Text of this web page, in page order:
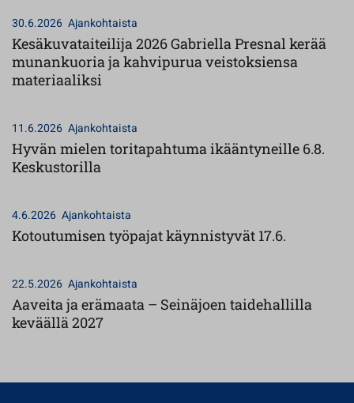
30.6.2026 Ajankohtaista
Kesäkuvataiteilija 2026 Gabriella Presnal kerää
munankuoria ja kahvipurua veistoksiensa
materiaaliksi
11.6.2026 Ajankohtaista
Hyvän mielen toritapahtuma ikääntyneille 6.8.
Keskustorilla
4.6.2026 Ajankohtaista
Kotoutumisen työpajat käynnistyvät 17.6.
22.5.2026 Ajankohtaista
Aaveita ja erämaata – Seinäjoen taidehallilla
keväällä 2027